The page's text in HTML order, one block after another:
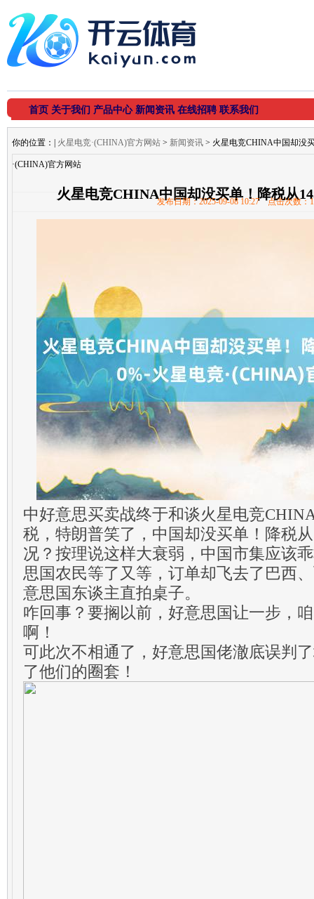
首页 关于我们 产品中心 新闻资讯 在线招聘 联系我们
你的位置： 火星电竞·(CHINA)官方网站 > 新闻资讯 > 火星电竞CHINA中国却没
·(CHINA)官方网站
火星电竞CHINA中国却没买单！降税从
发布日期：2025-09-08 10:27 点击次数：
中好意思买卖战终于和谈火星电竞
税，特朗普笑了，中国却没买单！降税
况？按理说这样大衰弱，中国市集应该
思国农民等了又等，订单却飞去了巴西
意思国东谈主直拍桌子。
咋回事？要搁以前，好意思国让一步，
啊！
可此次不相通了，好意思国佬澈底误判
了他们的圈套！